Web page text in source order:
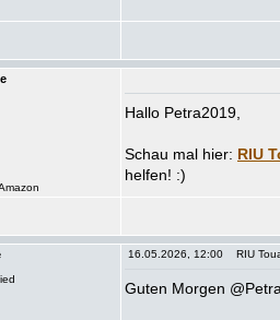
Hallo Petra2019,
RIU
16.05.2026, 12:00 RIU
Guten Morgen